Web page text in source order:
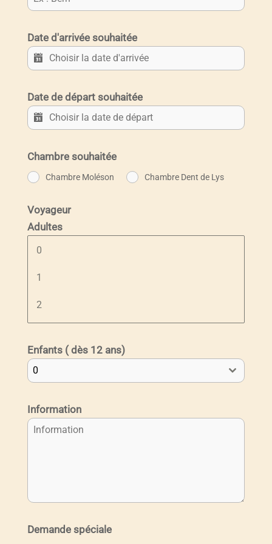
Date d'arrivée souhaitée
Date de départ souhaitée
Chambre souhaitée
Chambre Moléson Chambre Dent de Lys
Voyageur
Adultes
0
1
2
Enfants ( dès 12 ans)
0
Information
Demande spéciale